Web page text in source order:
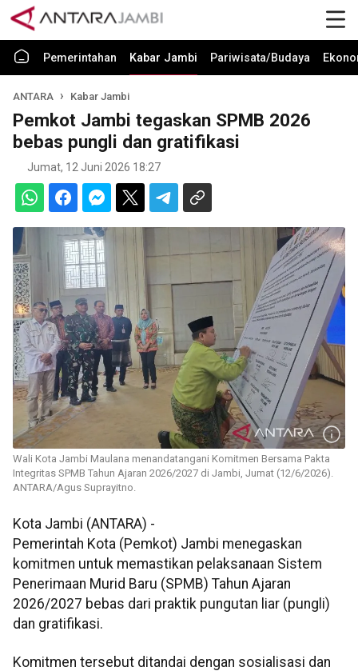
Pemerintahan Kabar Jambi Pariwisata/Budaya
ANTARA Kabar Jambi
Pemkot Jambi tegaskan SPMB 2026
bebas pungli dan gratifikasi
Jumat, 12 Juni 2026 18:27
Wali Kota Jambi Maulana menandatangani Komitmen Bersama Pakta
Integritas SPMB Tahun Ajaran 2026/2027 di Jambi, Jumat (12/6/2026).
ANTARA/Agus Suprayitno.
Kota Jambi (ANTARA) -
Pemerintah Kota (Pemkot) Jambi menegaskan
komitmen untuk memastikan pelaksanaan Sistem
Penerimaan Murid Baru (SPMB) Tahun Ajaran
2026/2027 bebas dari praktik pungutan liar (pungli)
dan gratifikasi.
Komitmen tersebut ditandai dengan sosialisasi dan